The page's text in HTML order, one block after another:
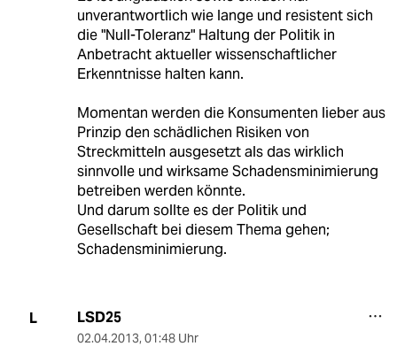
unverantwortlich wie lange und resistent sich
die "Null-Toleranz" Haltung der Politik in
Anbetracht aktueller wissenschaftlicher
Erkenntnisse halten kann.
Momentan werden die Konsumenten lieber aus
Prinzip den schädlichen Risiken von
Streckmitteln ausgesetzt als das wirklich
sinnvolle und wirksame Schadensminimierung
betreiben werden könnte.
Und darum sollte es der Politik und
Gesellschaft bei diesem Thema gehen;
Schadensminimierung.
L LSD25
02.04.2013, 01:48 Uhr